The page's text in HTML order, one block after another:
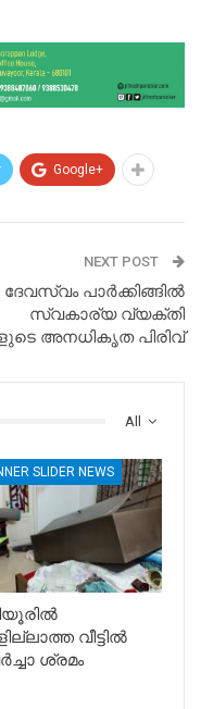
Google+
NEXT POST
ദേവസ്വം പാർക്കിങ്ങിൽ
സ്വകാര്യ വ്യക്തി
അനധികൃത പിരിവ്
All
SLIDER NEWS
വീട്ടിൽ
ശ്രമം